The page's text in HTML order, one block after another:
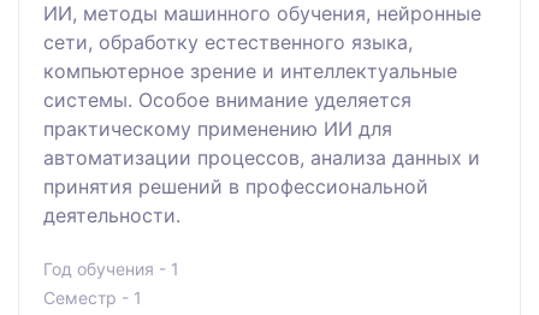
ИИ, методы машинного обучения, нейронные
сети, обработку естественного языка,
компьютерное зрение и интеллектуальные
системы. Особое внимание уделяется
практическому применению ИИ для
автоматизации процессов, анализа данных и
принятия решений в профессиональной
деятельности.
Год обучения - 1
Семестр - 1